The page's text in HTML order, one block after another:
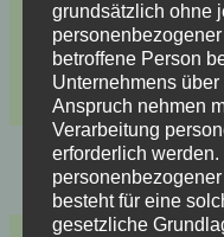
Hier gibt’s Teil 1http://
ZURÜCK
grundsätzlich ohne
betroffene Person
Unternehmens
Anspruch nehmen
Verarbeitung
erforderlich
besteht für eine
gesetzliche